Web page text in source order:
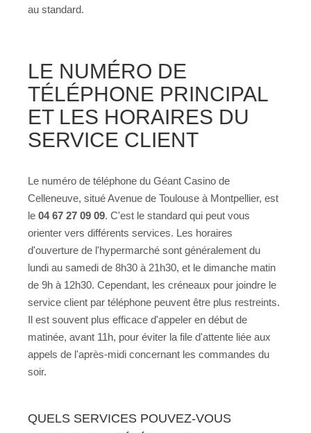
au standard.
LE NUMÉRO DE
TÉLÉPHONE PRINCIPAL
ET LES HORAIRES DU
SERVICE CLIENT
Le numéro de téléphone du Géant Casino de
Celleneuve, situé Avenue de Toulouse à Montpellier, est
le 04 67 27 09 09. C'est le standard qui peut vous
orienter vers différents services. Les horaires
d'ouverture de l'hypermarché sont généralement du
lundi au samedi de 8h30 à 21h30, et le dimanche matin
de 9h à 12h30. Cependant, les créneaux pour joindre le
service client par téléphone peuvent être plus restreints.
Il est souvent plus efficace d'appeler en début de
matinée, avant 11h, pour éviter la file d'attente liée aux
appels de l'après-midi concernant les commandes du
soir.
QUELS SERVICES POUVEZ-VOUS